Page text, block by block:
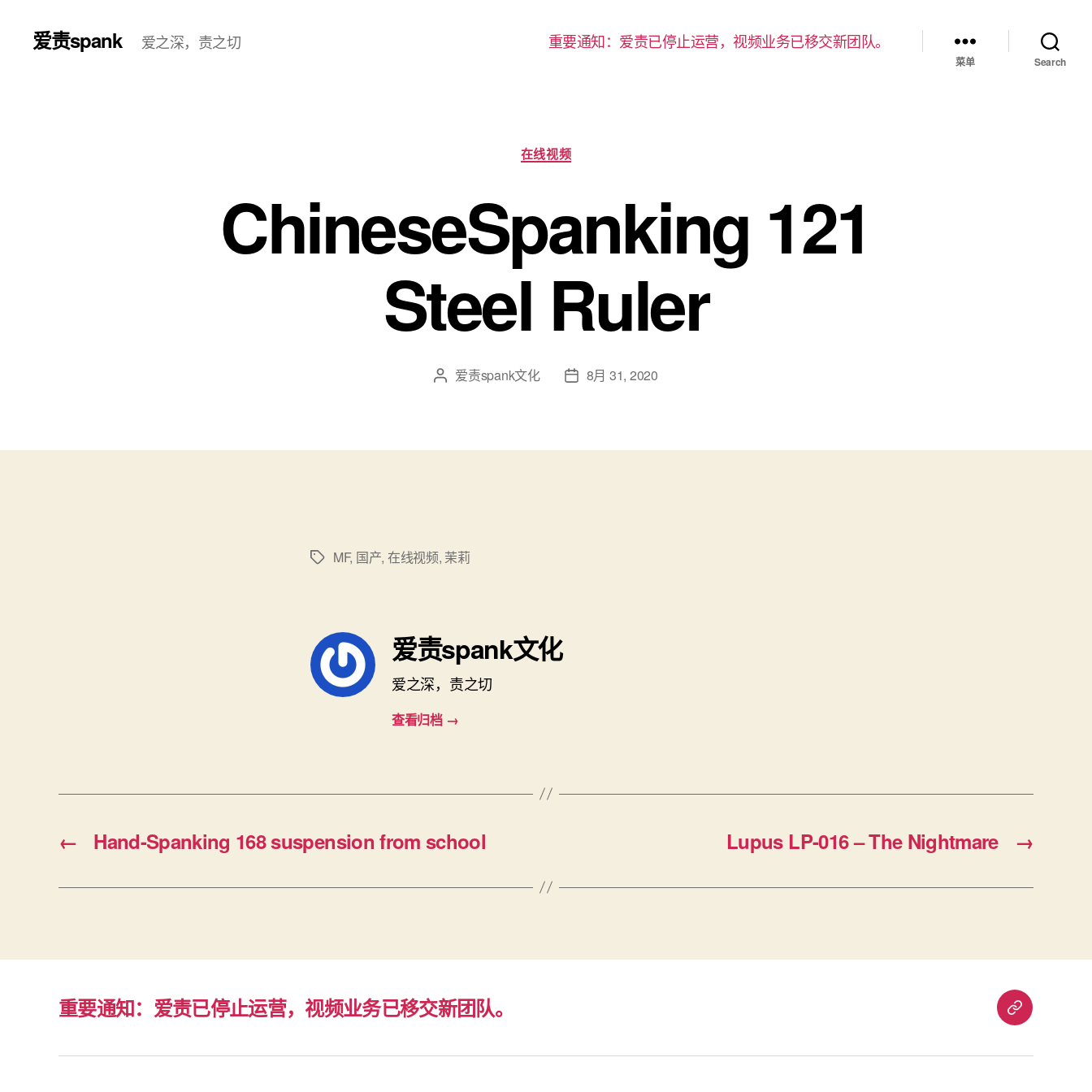
爱责spank 爱之深，责之切 重要通知：爱责已停止运营，视频业务已移交新团队。
菜单 Search
分
类
在线视频
ChineseSpanking 121
Steel Ruler
文 爱责spank文化
发 8月 31, 2020
标
MF, 国产, 在线视频, 茉莉
爱责spank文化
爱之深，责之切
查看归档 →
← Hand-Spanking 168 suspension from school →
Lupus LP-016 – The Nightmare
重要通知：爱责已停止运营，视频业务已移交新团队。
重
通